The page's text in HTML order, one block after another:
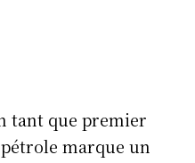
tant que premier
marque un